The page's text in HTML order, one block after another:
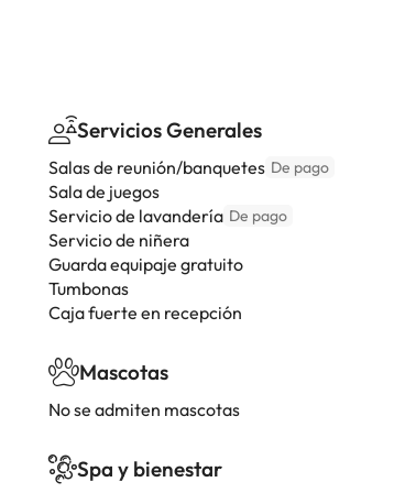
Servicios Generales
Salas de reunión/banquetes De pago
Sala de juegos
Servicio de lavandería De pago
Servicio de niñera
Guarda equipaje gratuito
Tumbonas
Caja fuerte en recepción
Mascotas
No se admiten mascotas
Spa y bienestar